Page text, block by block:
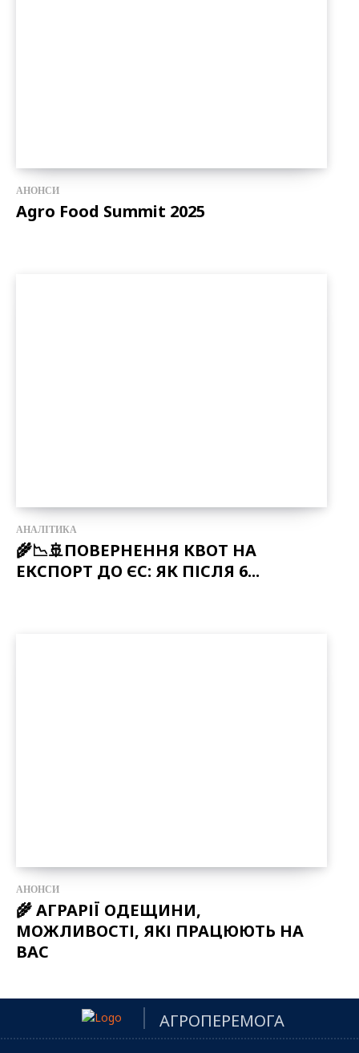
АНОНСИ
Agro Food Summit 2025
АНАЛІТИКА
🌾📉🚢ПОВЕРНЕННЯ КВОТ НА
ЕКСПОРТ ДО ЄС: ЯК ПІСЛЯ 6...
АНОНСИ
🌾 АГРАРІЇ ОДЕЩИНИ,
МОЖЛИВОСТІ, ЯКІ ПРАЦЮЮТЬ НА
ВАС
АГРОПЕРЕМОГА